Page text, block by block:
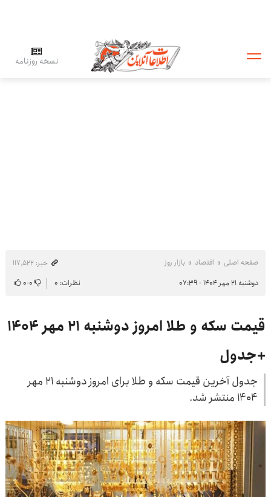
نسخه روزنامه
صفحه اصلی اقتصاد بازار روز
خبر: ۱۱۷٬۵۲۲
دوشنبه ۲۱ مهر ۱۴۰۴ - ۰۷:۳۹
نظرات: ۰ ۰-۰
قیمت سکه و طلا امروز دوشنبه ۲۱ مهر ۱۴۰۴
+جدول
جدول آخرین قیمت سکه و طلا برای امروز دوشنبه ۲۱ مهر
۱۴۰۴ منتشر شد.